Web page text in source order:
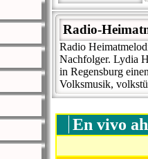
Radio-
Radio
Nachfolger. Lydia
in Regensburg
Volksmusik,
En vivo